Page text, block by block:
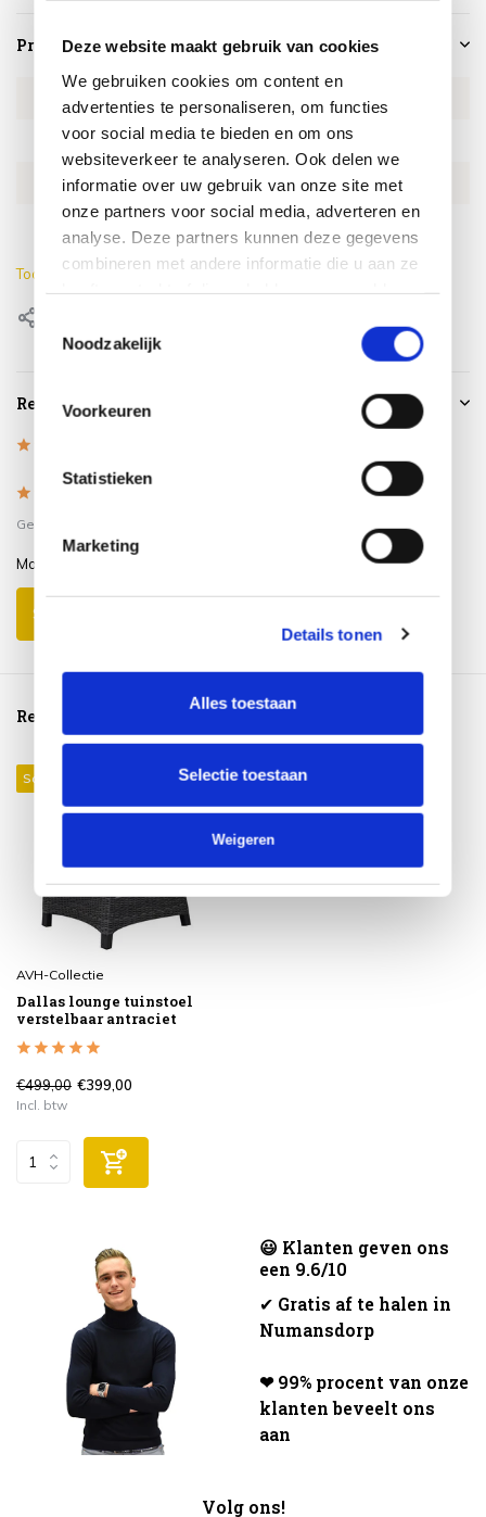
Deze website maakt gebruik van cookies
We gebruiken cookies om content en
advertenties te personaliseren, om functies
voor social media te bieden en om ons
websiteverkeer te analyseren. Ook delen we
informatie over uw gebruik van onze site met
onze partners voor social media, adverteren en
analyse. Deze partners kunnen deze gegevens
combineren met andere informatie die u aan ze
Noodzakelijk
Voorkeuren
Statistieken
Marketing
Details tonen
Alles toestaan
Selectie toestaan
Weigeren
Productspecificaties
Artikelnummer AL1769-1S-B-ant
SKU AL1769-1S-B-ant
EAN 0659424236306
Toon meer
Reviews
Gepost door:
Mooie stevige stoelen
Schrijf je eigen review
Reeds bekeken
Sale 20%
AVH-Collectie
Dallas lounge tuinstoel
verstelbaar antraciet
€499,00 €399,00
Incl. btw
😃 Klanten geven ons
een 9.6/10
✔ Gratis af te halen in
Numansdorp
❤ 99% procent van onze
klanten beveelt ons
aan
Volg ons!